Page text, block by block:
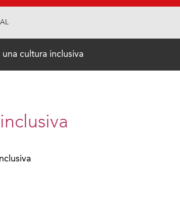
cultura inclusiva